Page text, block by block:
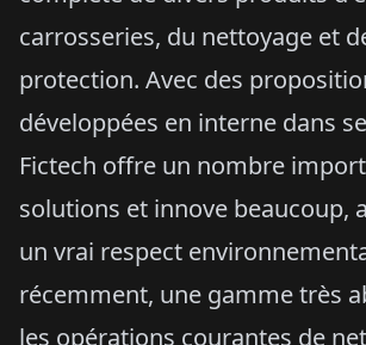
carrosseries, du nettoyage et
protection. Avec des
développées en interne dans
Fictech offre un nombre
solutions et innove beaucoup,
un vrai respect
récemment, une gamme très
les opérations courantes de